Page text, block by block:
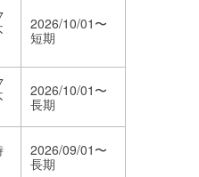
2026/10/01〜
短期
2026/10/01〜
長期
2026/09/01〜
長期